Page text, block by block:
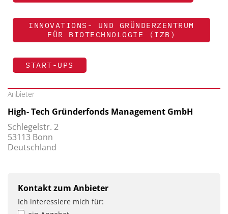
INNOVATIONS- UND GRÜNDERZENTRUM
FÜR BIOTECHNOLOGIE (IZB)
START-UPS
Anbieter
High- Tech Gründerfonds Management GmbH
Schlegelstr. 2
53113 Bonn
Deutschland
Kontakt zum Anbieter
Ich interessiere mich für: